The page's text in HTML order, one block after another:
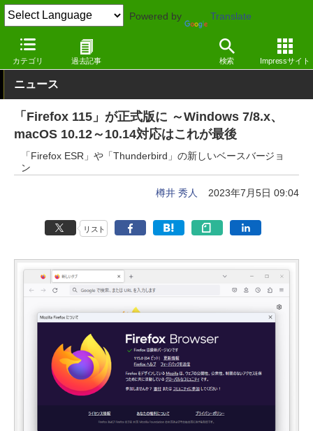
Powered by Translate
カテゴリ 過去記事 検索 Impressサイト
窓の杜 インターネット Windows
ニュース
「Firefox 115」が正式版に ～Windows 7/8.x、
macOS 10.12～10.14対応はこれが最後
「Firefox ESR」や「Thunderbird」の新しいベースバージョ
ン
樽井 秀人 2023年7月5日 09:04
リスト